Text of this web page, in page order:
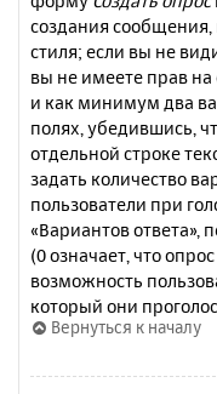
создания сообщения,
стиля; если вы не
вы не имеете прав
и как минимум два
полях, убедившись,
отдельной строке
задать количество
пользователи при
«Вариантов ответа»,
(0 означает, что
возможность
который они
Вернуться к началу